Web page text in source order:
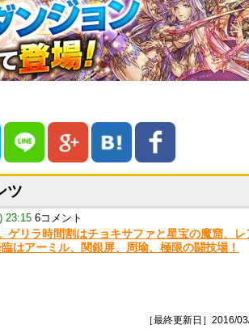
ツ
23:15 6コメント
ゲリラ時間割はチョキサファと星宝の魔窟、レ
はアーミル、関銀屏、周瑜、極限の闘技場！
［最終更新日］2016/